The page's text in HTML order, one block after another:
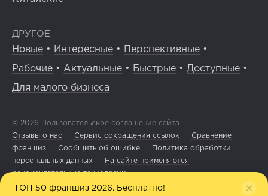
ДРУГОЕ
Новые • Интересные • Перспективные •
Рабочие • Актуальные • Быстрые • Доступные •
Для малого бизнеса
© 2026 Пользовательское соглашение сайта
Отзывы о нас
Сервис сокращения ссылок
Сравнение
франшиз
Сообщить об ошибке
Политика обработки
персональных данных
На сайте применяются
рекомендательные технологии
ТОП 50 франшиз 2026. Бесплатно!